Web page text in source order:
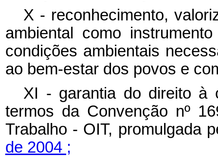
X - reconhecimento,
ambiental como
condições ambientais
ao bem-estar dos povos e
XI - garantia do direito à
termos da Convenção nº
Trabalho - OIT, promulgada
de 2004 ;